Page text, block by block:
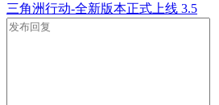
三角洲行动-全新版本正式上线 3.5